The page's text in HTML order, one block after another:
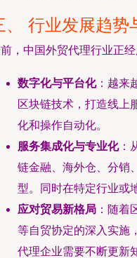
、 行业发展趋势
，中国外贸代理行业正经
数字化与平台化：越来
区块链技术，打造线上
化和操作自动化。
服务集成化与专业化：
链金融、海外仓、分销
型。同时在特定行业或
应对贸易新格局 ：随着
等自贸协定的深入实施
代理企业需要不断更新